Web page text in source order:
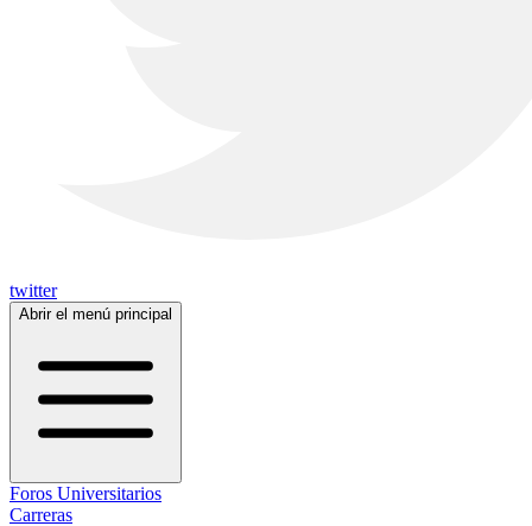
twitter
Abrir el menú principal
Foros Universitarios
Carreras